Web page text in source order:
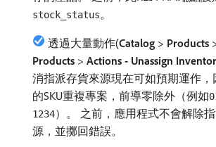
stock_status。
透過大量動作(Catalog > Products
Products > Actions - Unassign
消指派存貨來源現在可如預期運作，
的SKU重複專案，前導零除外（例如
1234）。 之前，應用程式不會解除
源，並擲回錯誤。